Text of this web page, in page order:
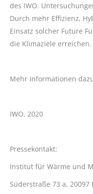
des IWO.
Durch mehr Effizienz,
Einsatz solcher Future
die Klimaziele erreichen.
Mehr Informationen
IWO, 2020
Pressekontakt:
Institut für Wärme und
Süderstraße 73 a, 20097